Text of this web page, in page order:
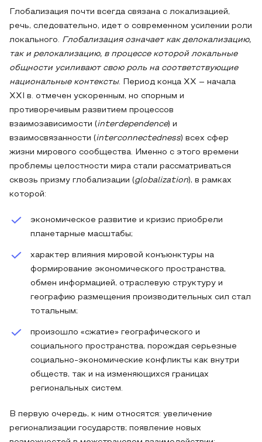
Глобализация почти всегда связана с локализацией,
речь, следовательно, идет о современном усилении роли
локального. Глобализация означает как делокализацию,
так и релокализацию, в процессе которой локальные
общности усиливают свою роль на соответствующие
национальные контексты. Период конца XX – начала
XXI в. отмечен ускоренным, но спорным и
противоречивым развитием процессов
взаимозависимости (interdependence) и
взаимосвязанности (interconnectedness) всех сфер
жизни мирового сообщества. Именно с этого времени
проблемы целостности мира стали рассматриваться
сквозь призму глобализации (globalization), в рамках
которой:
экономическое развитие и кризис приобрели
планетарные масштабы;
характер влияния мировой конъюнктуры на
формирование экономического пространства,
обмен информацией, отраслевую структуру и
географию размещения производительных сил стал
тотальным;
произошло «сжатие» географического и
социального пространства, порождая серьезные
социально-экономические конфликты как внутри
обществ, так и на изменяющихся границах
региональных систем.
В первую очередь, к ним относятся: увеличение
регионализации государств; появление новых